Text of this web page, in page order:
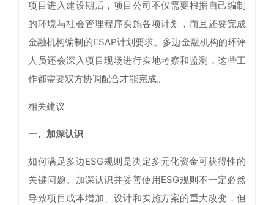
项目进入建设期后，项目公司不仅需要根据自己编制
的环境与社会管理程序实施各项计划，而且还要完成
金融机构编制的ESAP计划要求。多边金融机构的环评
人员还会深入项目现场进行实地考察和监测，这些工
作都需要双方协调配合才能完成。
相关建议
一、加深认识
如何满足多边ESG规则是决定多元化资金可获得性的
关键问题。加深认识并妥善使用ESG规则不一定必然
导致项目成本增加、设计和实施方案的重大改变，但